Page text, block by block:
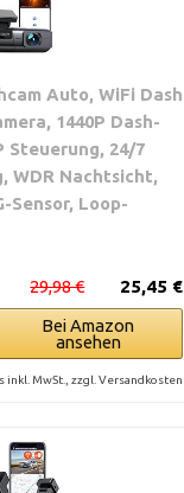
Auto, WiFi Dash
1440P Dash-
Steuerung, 24/7
WDR Nachtsicht,
Sensor, Loop-
25,45 €
29,98 €
Bei Amazon
ansehen
inkl. MwSt., zzgl. Versandkosten